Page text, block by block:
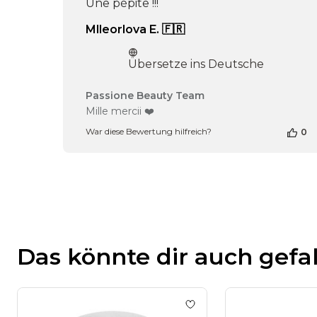
Une pépite !!!
Mlleorlova E. 🇫🇷
Übersetze ins Deutsche
Kommentare
Inhabers
Aug
16
Passione Beauty Team
Mille mercii ❤️
War diese Bewertung hilfreich? 0
Das könnte dir auch
Add to wishlist